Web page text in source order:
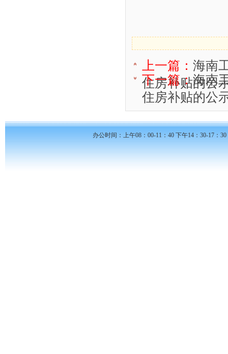
上一篇： 海南
住房补贴的公
下一篇：海南
住房补贴的公
办公时间：上午08：00-11：40 下午14：30-17：